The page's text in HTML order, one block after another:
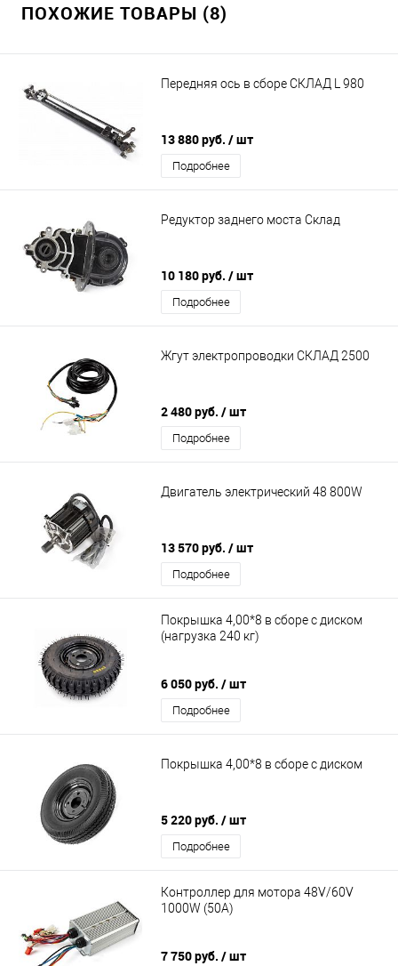
ПОХОЖИЕ ТОВАРЫ (8)
Передняя ось в сборе СКЛАД L 980
13 880 руб. / шт
Подробнее
Редуктор заднего моста Склад
10 180 руб. / шт
Подробнее
Жгут электропроводки СКЛАД 2500
2 480 руб. / шт
Подробнее
Двигатель электрический 48 800W
13 570 руб. / шт
Подробнее
Покрышка 4,00*8 в сборе с диском
(нагрузка 240 кг)
6 050 руб. / шт
Подробнее
Покрышка 4,00*8 в сборе с диском
5 220 руб. / шт
Подробнее
Контроллер для мотора 48V/60V
1000W (50А)
7 750 руб. / шт